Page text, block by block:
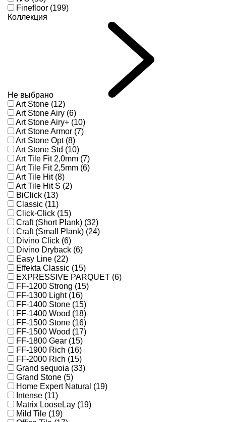
Finefloor (199)
Коллекция
Не выбрано
Art Stone (12)
Art Stone Airy (6)
Art Stone Airy+ (10)
Art Stone Armor (7)
Art Stone Opt (8)
Art Stone Std (10)
Art Tile Fit 2,0mm (7)
Art Tile Fit 2,5mm (6)
Art Tile Hit (8)
Art Tile Hit S (2)
BiClick (13)
Classic (11)
Click-Click (15)
Craft (Short Plank) (32)
Craft (Small Plank) (24)
Divino Click (6)
Divino Dryback (6)
Easy Line (22)
Effekta Classic (15)
EXPRESSIVE PARQUET (6)
FF-1200 Strong (15)
FF-1300 Light (16)
FF-1400 Stone (15)
FF-1400 Wood (18)
FF-1500 Stone (16)
FF-1500 Wood (17)
FF-1800 Gear (15)
FF-1900 Rich (16)
FF-2000 Rich (15)
Grand sequoia (33)
Grand Stone (5)
Home Expert Natural (19)
Intense (11)
Matrix LooseLay (19)
Mild Tile (19)